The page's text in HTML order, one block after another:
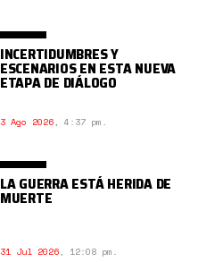
INCERTIDUMBRES Y
ESCENARIOS EN ESTA NUEVA
ETAPA DE DIÁLOGO
3 Ago 2026, 4:37 pm.
LA GUERRA ESTÁ HERIDA DE
MUERTE
31 Jul 2026, 12:08 pm.